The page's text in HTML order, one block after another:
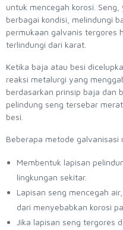
untuk mencegah korosi.
berbagai kondisi, melindungi
permukaan galvanis tergores
terlindungi dari karat.
Ketika baja atau besi
reaksi metalurgi yang
berdasarkan prinsip baja dan
pelindung seng tersebar
besi.
Beberapa metode galvanisasi
Membentuk lapisan
lingkungan sekitar.
Lapisan seng mencegah
dari menyebabkan korosi
Jika lapisan seng tergores